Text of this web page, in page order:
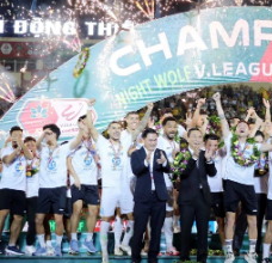
PHÓNG SỰ
HỒN VIỆT
SỨC SỐNG VIỆT
THỂ THAO